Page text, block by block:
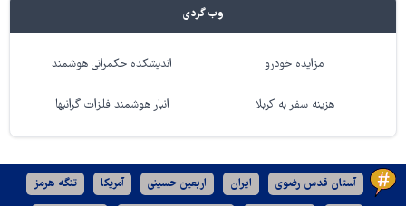
وب گردی
مزایده خودرو اندیشکده حکمرانی هوشمند
هزینه سفر به کربلا انبار هوشمند فلزات گرانبها
آستان قدس رضوی ایران اربعین حسینی آمریکا تنگه هرمز